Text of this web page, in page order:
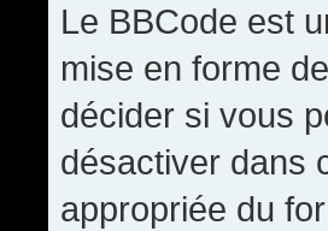
Le BBCode est
mise en forme
décider si vous
désactiver dans
appropriée du